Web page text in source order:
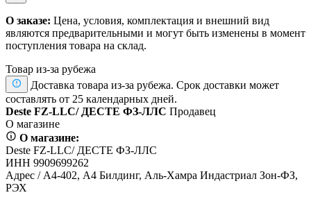
О заказе: Цена, условия, комплектация и внешний вид
являются предварительными и могут быть изменены в момент
поступления товара на склад.
Товар из-за рубежа
Доставка товара из-за рубежа. Срок доставки может
составлять от 25 календарных дней.
Deste FZ-LLC/ ДЕСТЕ ФЗ-ЛЛС Продавец
О магазине
О магазине:
Deste FZ-LLC/ ДЕСТЕ ФЗ-ЛЛС
ИНН 9909699262
Адрес / А4-402, А4 Билдинг, Аль-Хамра Индастриал Зон-ФЗ,
РЭХ